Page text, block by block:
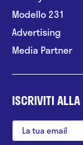
Modello 231
Advertising
Media Partner
ISCRIVITI